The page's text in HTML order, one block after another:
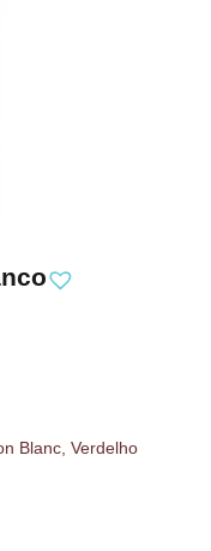
Blanc, Verdelho